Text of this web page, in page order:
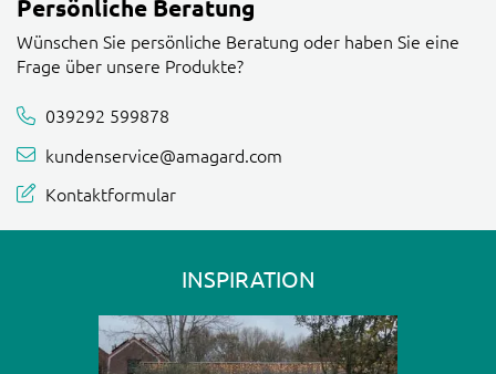
Persönliche Beratung
Wünschen Sie persönliche Beratung oder haben Sie eine
Frage über unsere Produkte?
039292 599878
kundenservice@amagard.com
Kontaktformular
INSPIRATION